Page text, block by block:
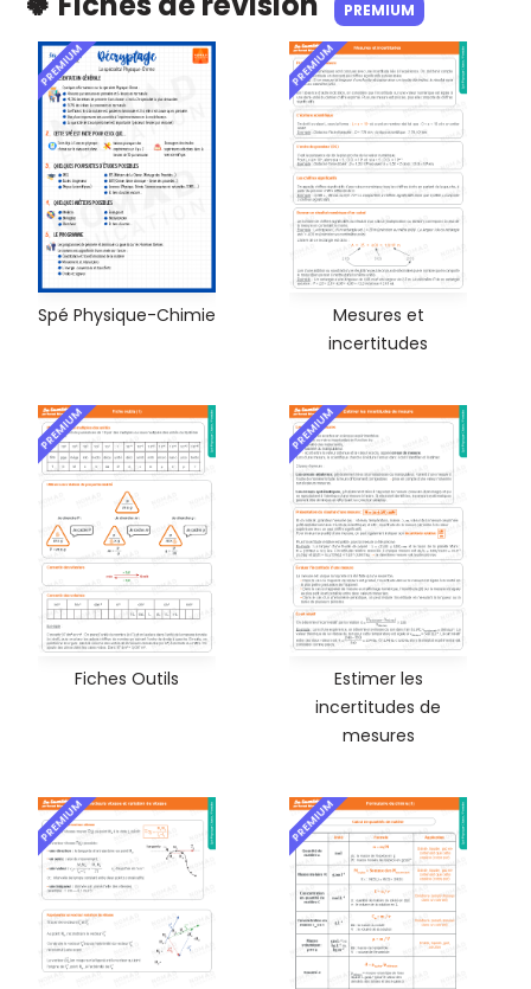
PREMIUM
PREMIUM
Spé Physique-Chimie
PREMIUM
Mesures et
incertitudes
PREMIUM
Fiches Outils
PREMIUM
Estimer les
incertitudes de
mesures
PREMIUM PREMIUM